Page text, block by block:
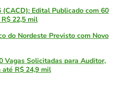
Edital Publicado com 60
22,5 mil
do Nordeste Previsto com Novo
Vagas Solicitadas para Auditor,
até R$ 24,9 mil